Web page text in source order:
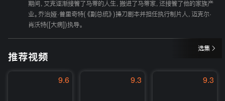
期间，艾克逐渐接管了马蒂的人生，搬进了马蒂家，还接管了他的家族产
业。乔治娅·普里奇特(《副总统》)操刀剧本并担任执行制片人，迈克尔·
肖沃特([大病])执导。
选集
推荐视频
9.6 9.3 9.3